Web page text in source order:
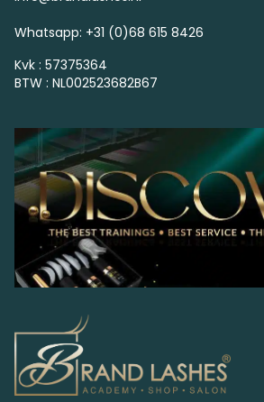
Whatsapp: +31 (0)68 615 8426
Kvk : 57375364
BTW : NL002523682B67